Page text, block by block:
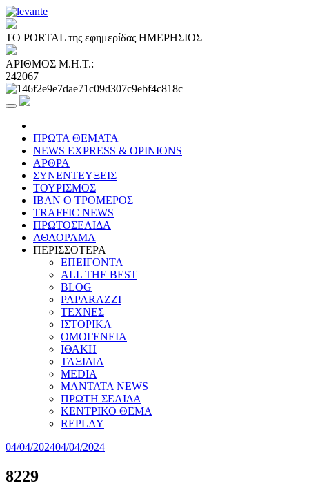
ΤΟ PORTAL της εφημερίδας ΗΜΕΡΗΣΙΟΣ
ΑΡΙΘΜΟΣ Μ.Η.Τ.:
242067
ΠΡΩΤΑ ΘΕΜΑΤΑ
NEWS EXPRESS & OPINIONS
ΑΡΘΡΑ
ΣΥΝΕΝΤΕΥΞΕΙΣ
ΤΟΥΡΙΣΜΟΣ
ΙΒΑΝ Ο ΤΡΟΜΕΡΟΣ
TRAFFIC NEWS
ΠΡΩΤΟΣΕΛΙΔΑ
ΑΘΛΟΡΑΜΑ
ΠΕΡΙΣΣΟΤΕΡΑ
ΕΠΕΙΓΟΝΤΑ
ALL THE BEST
BLOG
PAPARAZZI
ΤΕΧΝΕΣ
ΙΣΤΟΡΙΚΑ
ΟΜΟΓΕΝΕΙΑ
ΙΘΑΚΗ
ΤΑΞΙΔΙΑ
MEDIA
MANTATA NEWS
ΠΡΩΤΗ ΣΕΛΙΔΑ
ΚΕΝΤΡΙΚΟ ΘΕΜΑ
REPLAY
04/04/202404/04/2024
8229